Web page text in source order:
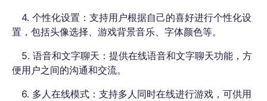
4. 个性化设置：支持用户根据自己的喜好进行个性化设
置，包括头像选择、游戏背景音乐、字体颜色等。
5. 语音和文字聊天：提供在线语音和文字聊天功能，方
便用户之间的沟通和交流。
6. 多人在线模式：支持多人同时在线进行游戏，可供用